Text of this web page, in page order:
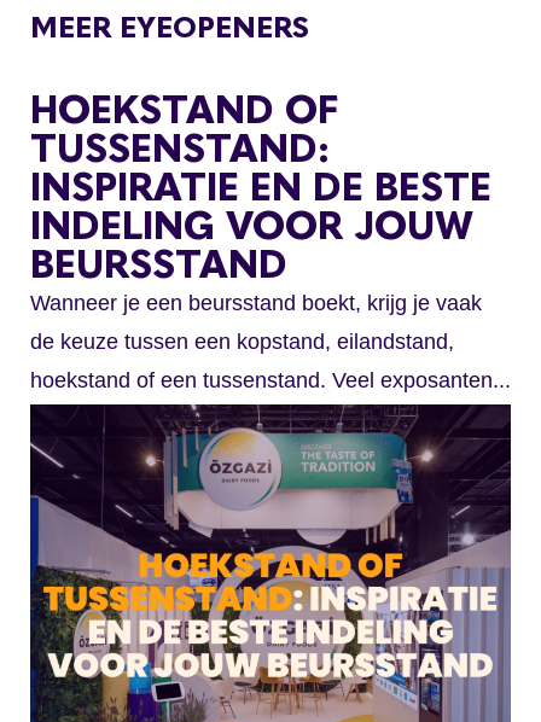
MEER EYEOPENERS
HOEKSTAND OF
TUSSENSTAND:
INSPIRATIE EN DE BESTE
INDELING VOOR JOUW
BEURSSTAND
Wanneer je een beursstand boekt, krijg je vaak
de keuze tussen een kopstand, eilandstand,
hoekstand of een tussenstand. Veel exposanten...